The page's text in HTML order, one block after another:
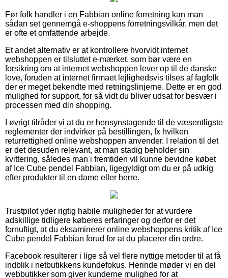
Før folk handler i en Fabbian online forretning kan man
sådan set gennemgå e-shoppens forretningsvilkår, men det
er ofte et omfattende arbejde.
Et andet alternativ er at kontrollere hvorvidt internet
webshoppen er tilsluttet e-mærket, som bør være en
forsikring om at internet webshoppen lever op til de danske
love, foruden at internet firmaet lejlighedsvis tilses af fagfolk
der er meget bekendte med retningslinjerne. Dette er en god
mulighed for support, for så vidt du bliver udsat for besvær i
processen med din shopping.
I øvrigt tilråder vi at du er hensynstagende til de væsentligste
reglementer der indvirker på bestillingen, fx hvilken
returrettighed online webshoppen anvender. I relation til det
er det desuden relevant, at man stadig beholder sin
kvittering, således man i fremtiden vil kunne bevidne købet
af Ice Cube pendel Fabbian, ligegyldigt om du er på udkig
efter produkter til en dame eller herre.
Trustpilot yder rigtig habile muligheder for at vurdere
adskillige tidligere køberes erfaringer og derfor er det
fornuftigt, at du eksaminerer online webshoppens kritik af Ice
Cube pendel Fabbian forud for at du placerer din ordre.
Facebook resulterer i lige så vel flere nyttige metoder til at få
indblik i netbutikkens kundefokus. Herinde møder vi en del
webbutikker som giver kunderne mulighed for at